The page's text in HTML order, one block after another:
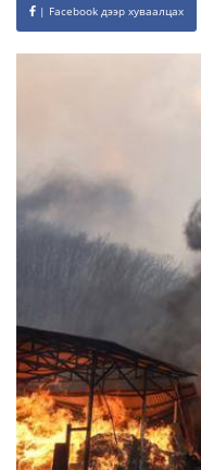
| Facebook дээр хуваалцах